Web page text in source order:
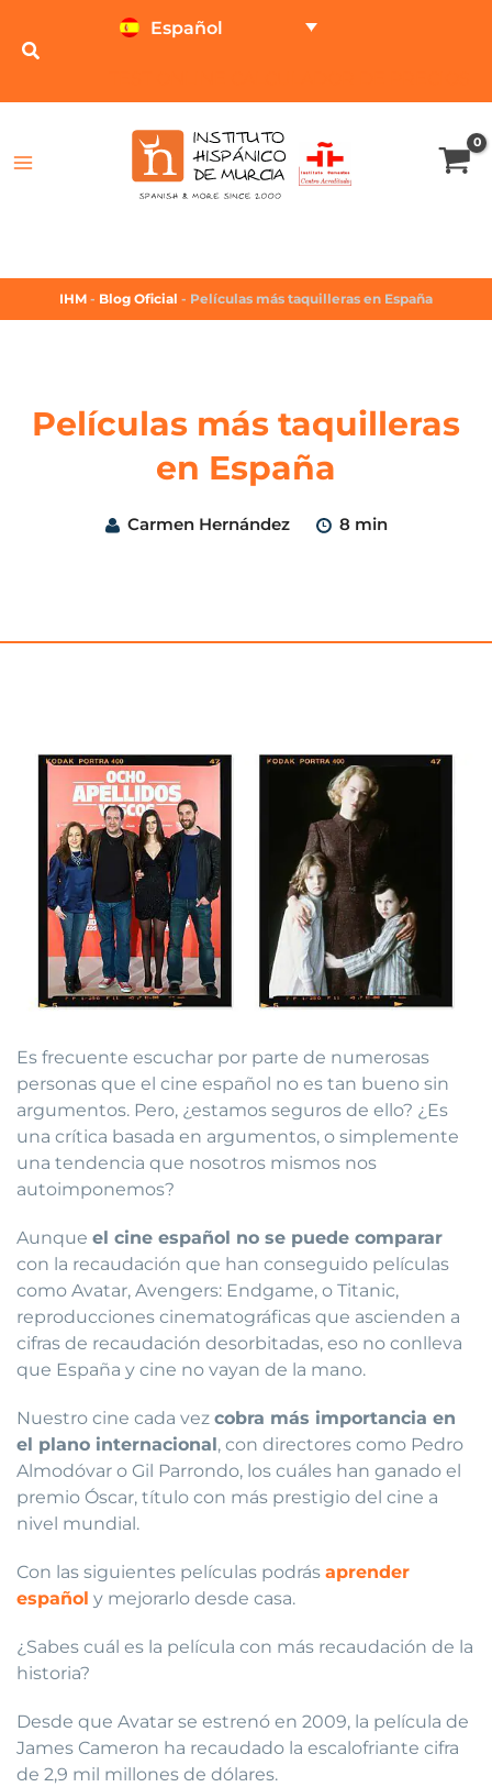
Español
IHM - Blog Oficial - Películas más taquilleras en España
Películas más taquilleras
en España
Carmen Hernández 8 min
Es frecuente escuchar por parte de numerosas
personas que el cine español no es tan bueno sin
argumentos. Pero, ¿estamos seguros de ello? ¿Es
una crítica basada en argumentos, o simplemente
una tendencia que nosotros mismos nos
autoimponemos?
Aunque el cine español no se puede comparar
con la recaudación que han conseguido películas
como Avatar, Avengers: Endgame, o Titanic,
reproducciones cinematográficas que ascienden a
cifras de recaudación desorbitadas, eso no conlleva
que España y cine no vayan de la mano.
Nuestro cine cada vez cobra más importancia en
el plano internacional , con directores como Pedro
Almodóvar o Gil Parrondo, los cuáles han ganado el
premio Óscar, título con más prestigio del cine a
nivel mundial.
Con las siguientes películas podrás aprender
español y mejorarlo desde casa.
¿Sabes cuál es la película con más recaudación de la
historia?
Desde que Avatar se estrenó en 2009, la película de
James Cameron ha recaudado la escalofriante cifra
de 2,9 mil millones de dólares.